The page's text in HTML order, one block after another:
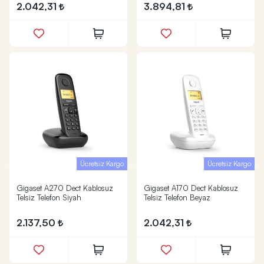
2.042,31 3.894,81
Ücretsiz Kargo
Gigaset A270 Dect Kablosuz
Telsiz Telefon Siyah
2.137,50
Ücretsiz Kargo
Gigaset A170 Dect Kablosuz
Telsiz Telefon Beyaz
2.042,31